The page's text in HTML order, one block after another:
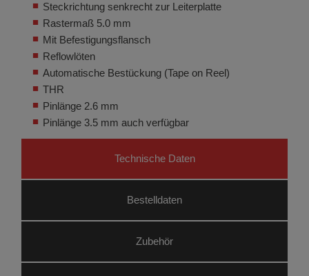
Steckrichtung senkrecht zur Leiterplatte
Rastermaß 5.0 mm
Mit Befestigungsflansch
Reflowlöten
Automatische Bestückung (Tape on Reel)
THR
Pinlänge 2.6 mm
Pinlänge 3.5 mm auch verfügbar
Technische Daten
Bestelldaten
Zubehör